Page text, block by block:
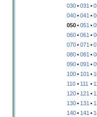
030•031 •
040•041 •
050•051 •
060•061 •
070•071 •
080•081 •
090•091 •
100• 101 •
110 • 111 •
120• 121 •
130• 131 •
140• 141 •